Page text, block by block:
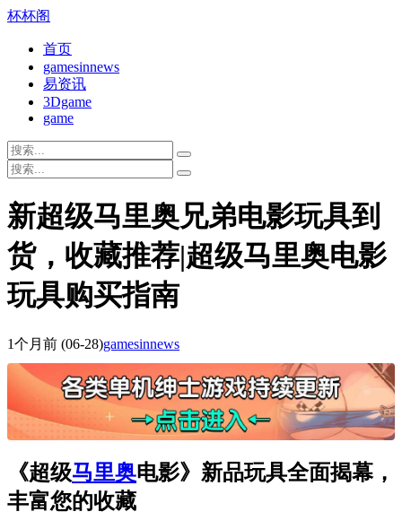
杯杯阁
首页
gamesinnews
易资讯
3Dgame
game
新超级马里奥兄弟电影玩具到
货，收藏推荐|超级马里奥电影
玩具购买指南
1个月前 (06-28)gamesinnews
《超级马里奥电影》新品玩具全面揭幕，
丰富您的收藏